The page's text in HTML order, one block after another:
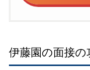
伊藤園の面接の